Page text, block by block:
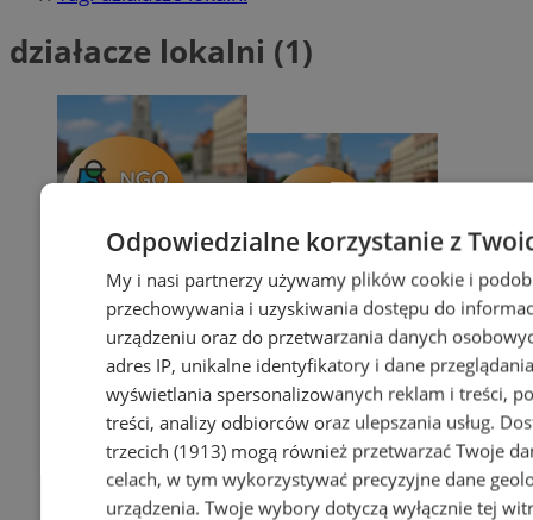
działacze lokalni (1)
Odpowiedzialne korzystanie z
My i nasi partnerzy używamy plików cookie i
przechowywania i uzyskiwania dostępu do
urządzeniu oraz do przetwarzania danych
adres IP, unikalne identyfikatory i dane
wyświetlania spersonalizowanych reklam i treści,
treści, analizy odbiorców oraz ulepszania usług.
trzecich (1913)mogą również przetwarzać Twoje
celach, w tym wykorzystywać precyzyjne dane
urządzenia. Twoje wybory dotyczą wyłącznie tej